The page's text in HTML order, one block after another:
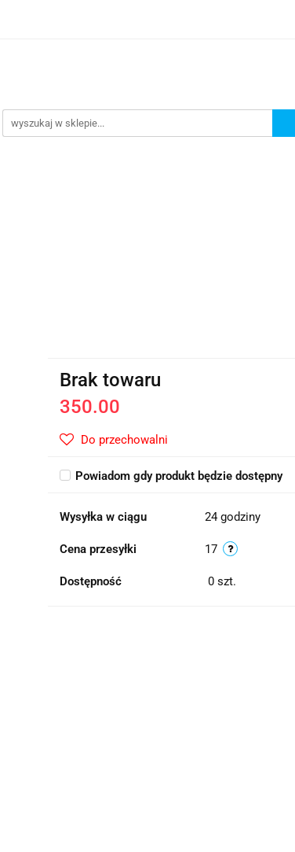
Brak towaru
350.00
Do przechowalni
Powiadom gdy produkt będzie dostępny
Wysyłka w ciągu 24 godziny
Cena przesyłki 17
Dostępność 0 szt.